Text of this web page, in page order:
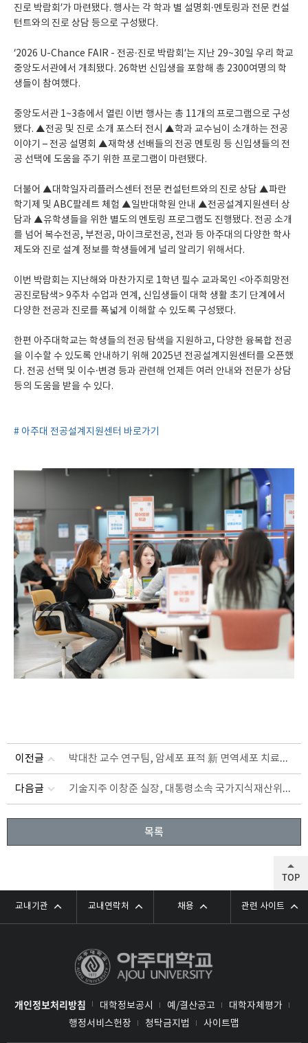
진로 박람회’가 마련됐다. 행사는 각 학과 별 설명회·멘토링과 전문 컨설
턴트와의 진로 상담 등으로 구성됐다.
‘2026 U-Chance FAIR - 전공·진로 박람회’는 지난 29~30일 우리 학교
중앙도서관에서 개최됐다. 26학번 신입생을 포함해 총 2300여명의 학
생들이 참여했다.
중앙도서관 1~3층에서 열린 이번 행사는 총 11개의 프로그램으로 구성
됐다. ▲전공 및 진로 소개 포스터 전시 ▲학과 교수님이 소개하는 전공
이야기 – 전공 설명회 ▲재학생 선배들의 전공 멘토링 등 신입생들의 전
공 선택에 도움을 주기 위한 프로그램이 마련됐다.
더불어 ▲대학일자리플러스센터 전문 컨설턴트와의 진로 상담 ▲파란
학기제 및 ABC팔레트 체험 ▲일반대학원 안내 ▲전공설계지원센터 상
담과 ▲유학생들을 위한 별도의 멘토링 프로그램도 진행됐다. 전공 소개
를 넘어 복수전공, 부전공, 마이크로전공, 전과 등 아주대의 다양한 학사
제도와 진로 설계 정보를 학생들에게 널리 알리기 위해서다.
이번 박람회는 지난해와 마찬가지로 1학년 필수 교과목인 <아주희망전
공진로탐색> 9주차 수업과 연계, 신입생들이 대학 생활 초기 단계에서
다양한 전공과 진로를 폭넓게 이해할 수 있도록 구성됐다.
한편 아주대학교는 학생들의 전공 탐색을 지원하고, 다양한 융복합 전공
을 이수할 수 있도록 안내하기 위해 2025년 전공설계지원센터를 오픈했
다. 전공 선택 및 이수·변경 등과 관련해 언제든 여러 안내와 전문가 상담
등의 도움을 받을 수 있다.
# 아주대 전공설계지원센터 바로가기
이전글 박대찬 교수 연구팀, 암세포 표적 新 면역세포 치료기술 개발
다음글 기술지주 이창준 실장, 대통령소속 국가지식재산위원회 KIPnet 분과위원 위촉
목록
교내기관 교내연락처 채용 관련 사이트
개인정보처리방침 대학정보공시 예/결산공고
대학자체평가
행정서비스헌장
청탁금지법 사이트맵
TOP